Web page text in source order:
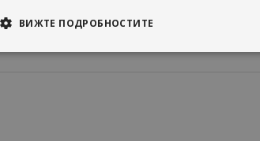
ВИЖТЕ ПОДРОБНОСТИТЕ